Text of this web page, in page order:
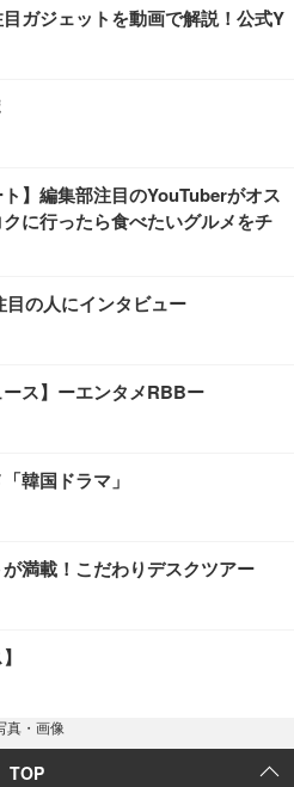
目ガジェットを動画で解説！公式Y
ト】編集部注目のYouTuberがオス
に行ったら食べたいグルメをチ
目の人にインタビュー
ース】ーエンタメRBBー
韓国ドラマ」
満載！こだわりデスクツアー
真・画像
TOP